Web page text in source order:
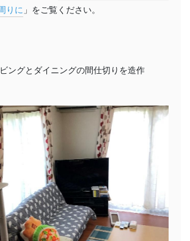
りに 」をご覧ください。
ングとダイニングの間仕切りを造作